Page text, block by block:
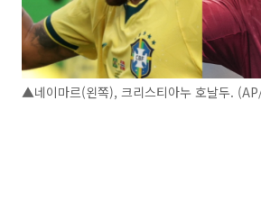
▲네이마르(왼쪽), 크리스티아누 호날두.